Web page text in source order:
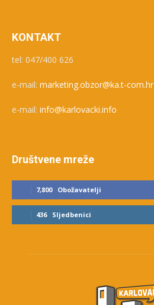
KONTAKT
tel: 047/400 626
e-mail: marketing.obzor@ka.t-com.hr
e-mail: info@karlovacki.info
Društvene mreže
7,800 Obožavatelji
436 Sljedbenici